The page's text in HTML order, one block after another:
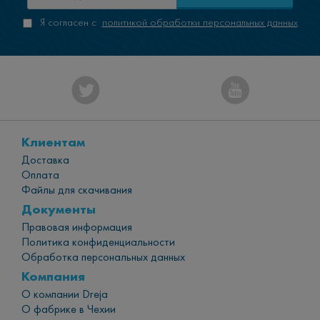
Я согласен с политикой обработки персональных данных
Клиентам
Доставка
Оплата
Файлы для скачивания
Документы
Правовая информация
Политика конфиденциальности
Обработка персональных данных
Компания
О компании Dreja
О фабрике в Чехии